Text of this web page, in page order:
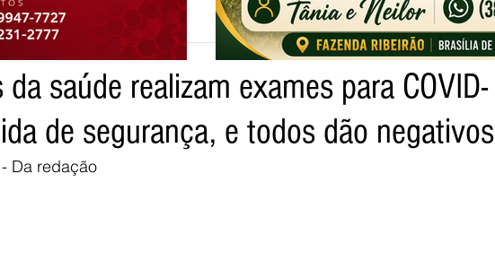
saúde realizam exames para COVID-
de segurança, e todos dão negativos
Da redação
tpo